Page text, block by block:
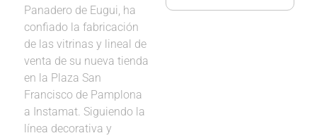
Panadero de Eugui, ha
confiado la fabricación
de las vitrinas y lineal de
venta de su nueva tienda
en la Plaza San
Francisco de Pamplona
a Instamat. Siguiendo la
línea decorativa y